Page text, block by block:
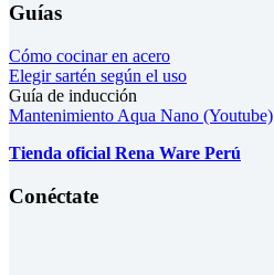
Guías
Cómo cocinar en acero
Elegir sartén según el uso
Guía de inducción
Mantenimiento Aqua Nano (Youtube)
Tienda oficial Rena Ware Perú
Conéctate